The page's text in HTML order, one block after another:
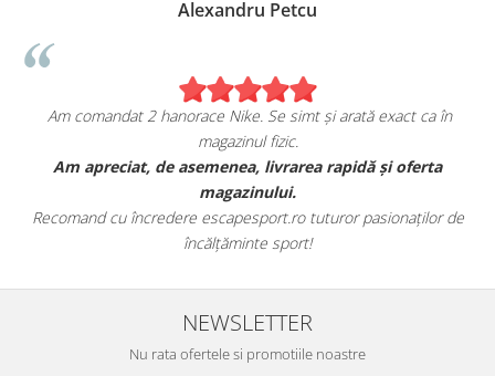
Alexandru Petcu
Am comandat 2 hanorace Nike. Se simt și arată exact ca în
magazinul fizic.
Am apreciat, de asemenea, livrarea rapidă și oferta
magazinului.
Recomand cu încredere escapesport.ro tuturor pasionaților de
încălțăminte sport!
NEWSLETTER
Nu rata ofertele si promotiile noastre